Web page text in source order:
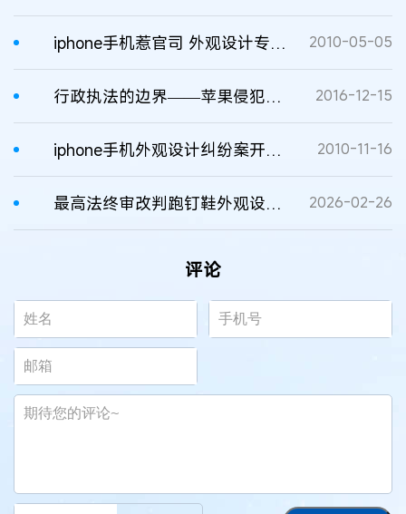
iphone手机惹官司 外观设计专利被诉无效 2010-05-05
行政执法的边界——苹果侵犯外观设计专利权行政纠纷案法律评析 2016-12-15
iphone手机外观设计纠纷案开庭 苹果公司表示整体不构成近似 2010-11-16
最高法终审改判跑钉鞋外观设计专利无效案 二审判决书 2026-02-26
评论